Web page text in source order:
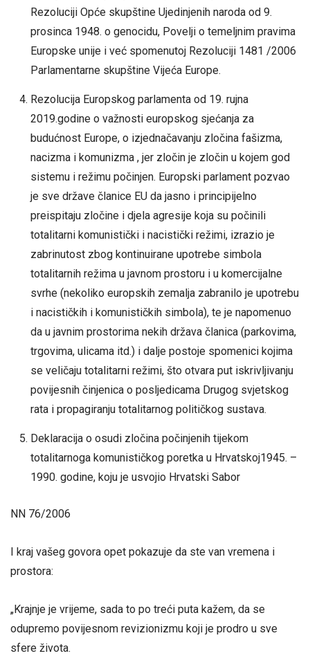
Rezoluciji Opće skupštine Ujedinjenih naroda od 9.
prosinca 1948. o genocidu, Povelji o temeljnim pravima
Europske unije i već spomenutoj Rezoluciji 1481 /2006
Parlamentarne skupštine Vijeća Europe.
Rezolucija Europskog parlamenta od 19. rujna
2019.godine o važnosti europskog sjećanja za
budućnost Europe, o izjednačavanju zločina fašizma,
nacizma i komunizma , jer zločin je zločin u kojem god
sistemu i režimu počinjen. Europski parlament pozvao
je sve države članice EU da jasno i principijelno
preispitaju zločine i djela agresije koja su počinili
totalitarni komunistički i nacistički režimi, izrazio je
zabrinutost zbog kontinuirane upotrebe simbola
totalitarnih režima u javnom prostoru i u komercijalne
svrhe (nekoliko europskih zemalja zabranilo je upotrebu
i nacističkih i komunističkih simbola), te je napomenuo
da u javnim prostorima nekih država članica (parkovima,
trgovima, ulicama itd.) i dalje postoje spomenici kojima
se veličaju totalitarni režimi, što otvara put iskrivljivanju
povijesnih činjenica o posljedicama Drugog svjetskog
rata i propagiranju totalitarnog političkog sustava.
Deklaracija o osudi zločina počinjenih tijekom
totalitarnoga komunističkog poretka u Hrvatskoj1945. –
1990. godine, koju je usvojio Hrvatski Sabor
NN 76/2006
I kraj vašeg govora opet pokazuje da ste van vremena i
prostora:
„Krajnje je vrijeme, sada to po treći puta kažem, da se
odupremo povijesnom revizionizmu koji je prodro u sve
sfere života.